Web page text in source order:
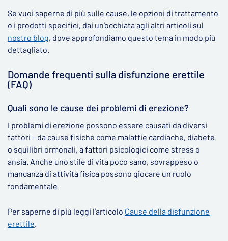
Se vuoi saperne di più sulle cause, le opzioni di trattamento
o i prodotti specifici, dai un’occhiata agli altri articoli sul
nostro blog, dove approfondiamo questo tema in modo più
dettagliato.
Domande frequenti sulla disfunzione erettile
(FAQ)
Quali sono le cause dei problemi di erezione?
I problemi di erezione possono essere causati da diversi
fattori – da cause fisiche come malattie cardiache, diabete
o squilibri ormonali, a fattori psicologici come stress o
ansia. Anche uno stile di vita poco sano, sovrappeso o
mancanza di attività fisica possono giocare un ruolo
fondamentale.
Per saperne di più leggi l’articolo Cause della disfunzione
erettile.